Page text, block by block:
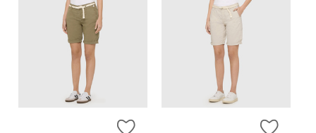
ZUR WUNSCHLISTE HINZUFÜGEN
ZUR